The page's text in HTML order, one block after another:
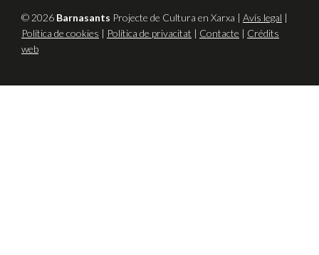
© 2026 Barnasants Projecte de Cultura en Xarxa | Avís legal |
Política de cookies | Política de privacitat | Contacte | Crédits
web